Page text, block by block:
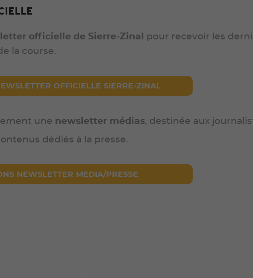
officielle de Sierre-Zinal
pour recevoir les
la course.
OFFICIELLE SIERRE-ZINAL
une newsletter médias, destinée aux
dédiés à la presse.
NEWSLETTER MEDIA/PRESSE